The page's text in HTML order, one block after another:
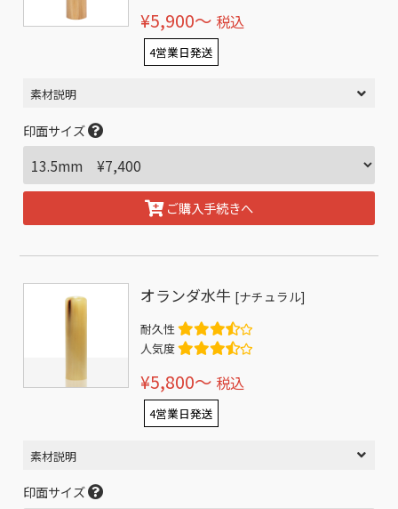
¥5,900〜 税込
4営業日発送
素材説明
印面サイズ
ご購入手続きへ
オランダ水牛 [ナチュラル]
耐久性
人気度
¥5,800〜 税込
4営業日発送
素材説明
印面サイズ